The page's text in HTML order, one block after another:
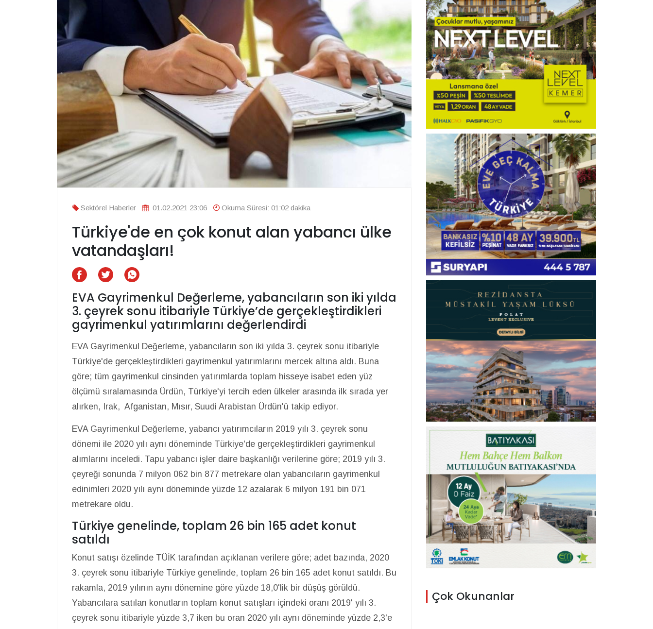
Sektörel Haberler 01.02.2021 23:06 Okuma Süresi: 01:02 dakika
Türkiye'de en çok konut alan yabancı ülke
vatandaşları!
EVA Gayrimenkul Değerleme, yabancıların son iki yılda
3. çeyrek sonu itibariyle Türkiye’de gerçekleştirdikleri
gayrimenkul yatırımlarını değerlendirdi
EVA Gayrimenkul Değerleme, yabancıların son iki yılda 3. çeyrek sonu itibariyle
Türkiye'de gerçekleştirdikleri gayrimenkul yatırımlarını mercek altına aldı. Buna
göre; tüm gayrimenkul cinsinden yatırımlarda toplam hisseye isabet eden yüz
ölçümü sıralamasında Ürdün, Türkiye'yi tercih eden ülkeler arasında ilk sırada yer
alırken, Irak, Afganistan, Mısır, Suudi Arabistan Ürdün'ü takip ediyor.
EVA Gayrimenkul Değerleme, yabancı yatırımcıların 2019 yılı 3. çeyrek sonu
dönemi ile 2020 yılı aynı döneminde Türkiye'de gerçekleştirdikleri gayrimenkul
alımlarını inceledi. Tapu yabancı işler daire başkanlığı verilerine göre; 2019 yılı 3.
çeyreği sonunda 7 milyon 062 bin 877 metrekare olan yabancıların gayrimenkul
edinimleri 2020 yılı aynı döneminde yüzde 12 azalarak 6 milyon 191 bin 071
metrekare oldu.
Türkiye genelinde, toplam 26 bin 165 adet konut
satıldı
Konut satışı özelinde TÜİK tarafından açıklanan verilere göre; adet bazında, 2020
3. çeyrek sonu itibariyle Türkiye genelinde, toplam 26 bin 165 adet konut satıldı. Bu
rakamla, 2019 yılının aynı dönemine göre yüzde 18,0'lik bir düşüş görüldü.
Yabancılara satılan konutların toplam konut satışları içindeki oranı 2019' yılı 3.
çeyrek sonu itibariyle yüzde 3,7 iken bu oran 2020 yılı aynı döneminde yüzde 2,3'e
Çok Okunanlar